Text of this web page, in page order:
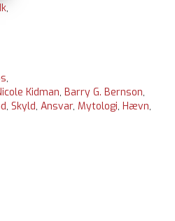
,
,
Kidman, Barry G. Bernson,
, Skyld, Ansvar, Mytologi, Hævn,